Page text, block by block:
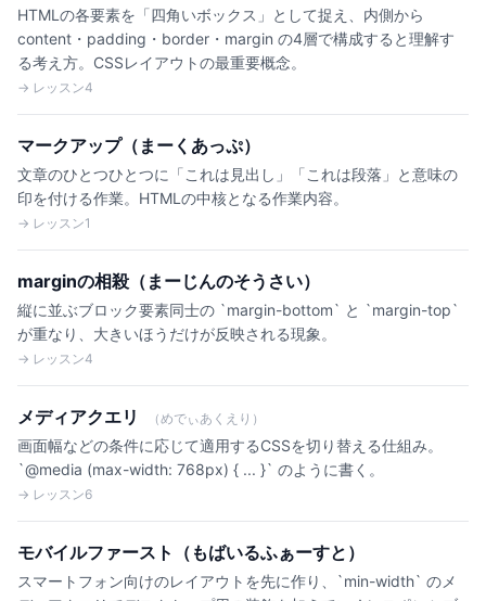
HTMLの各要素を「四角いボックス」として捉え、内側から
content・padding・border・margin の4層で構成すると理解す
る考え方。CSSレイアウトの最重要概念。
→ レッスン4
マークアップ（まーくあっぷ）
文章のひとつひとつに「これは見出し」「これは段落」と意味の
印を付ける作業。HTMLの中核となる作業内容。
→ レッスン1
marginの相殺（まーじんのそうさい）
縦に並ぶブロック要素同士の `margin-bottom` と `margin-top`
が重なり、大きいほうだけが反映される現象。
→ レッスン4
メディアクエリ （めでぃあくえり）
画面幅などの条件に応じて適用するCSSを切り替える仕組み。
`@media (max-width: 768px) { ... }` のように書く。
→ レッスン6
モバイルファースト（もばいるふぁーすと）
スマートフォン向けのレイアウトを先に作り、`min-width` のメ